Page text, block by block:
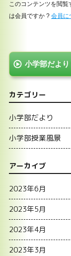
このコンテンツを閲
は会員ですか ? 会員に
小学部だより
カテゴリー
小学部だより
小学部授業風景
アーカイブ
2023年6月
2023年5月
2023年4月
2023年3月